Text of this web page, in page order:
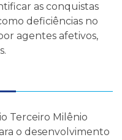
as conquistas
deficiências no
agentes afetivos,
Terceiro Milênio
o desenvolvimento